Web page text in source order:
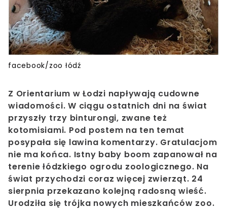
facebook/zoo łódź
Z Orientarium w Łodzi napływają cudowne
wiadomości. W ciągu ostatnich dni na świat
przyszły trzy binturongi, zwane też
kotomisiami. Pod postem na ten temat
posypała się lawina komentarzy. Gratulacjom
nie ma końca. Istny baby boom zapanował na
terenie łódzkiego ogrodu zoologicznego. Na
świat przychodzi coraz więcej zwierząt. 24
sierpnia przekazano kolejną radosną wieść.
Urodziła się trójka nowych mieszkańców zoo.